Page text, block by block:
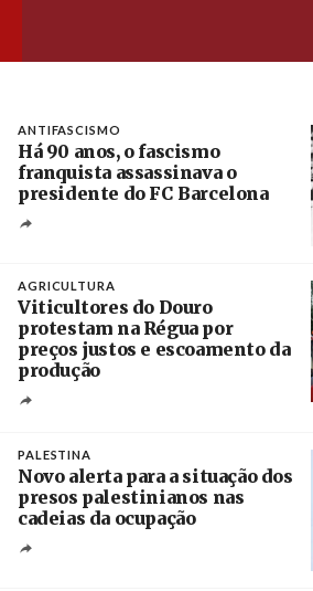
ANTIFASCISMO
Há 90 anos, o fascismo
franquista assassinava o
presidente do FC Barcelona
AGRICULTURA
Viticultores do Douro
protestam na Régua por
preços justos e escoamento da
produção
PALESTINA
Novo alerta para a situação dos
presos palestinianos nas
cadeias da ocupação